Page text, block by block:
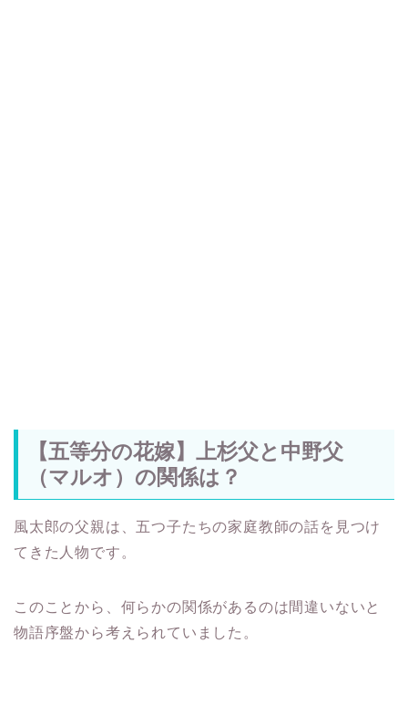
【五等分の花嫁】上杉父と中野父
（マルオ）の関係は？
風太郎の父親は、五つ子たちの家庭教師の話を見つけ
てきた人物です。
このことから、何らかの関係があるのは間違いないと
物語序盤から考えられていました。